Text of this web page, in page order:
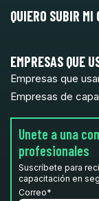
QUIERO SUBIR
EMPRESAS QUE
Empresas que
Empresas de
Unete a una
profesionales
Suscríbete para
capacitación en
Correo*